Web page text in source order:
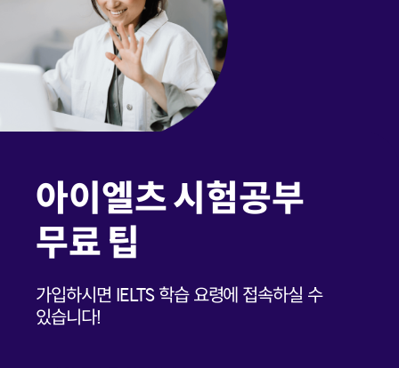
아이엘츠 시험공부
무료 팁
가입하시면 IELTS 학습 요령에 접속하실 수
있습니다!